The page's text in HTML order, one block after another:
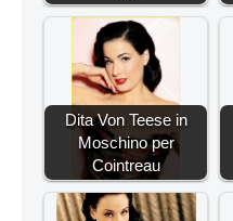
Dita Von Teese in
Moschino per
Cointreau